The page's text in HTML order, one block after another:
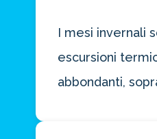
I mesi invernali
escursioni
abbondanti,